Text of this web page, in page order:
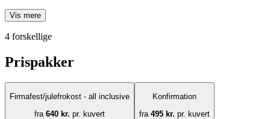
Vis mere
4 forskellige
Prispakker
Firmafest/julefrokost - all inclusive
fra 640 kr. pr. kuvert
Konfirmation
fra 495 kr. pr. kuvert